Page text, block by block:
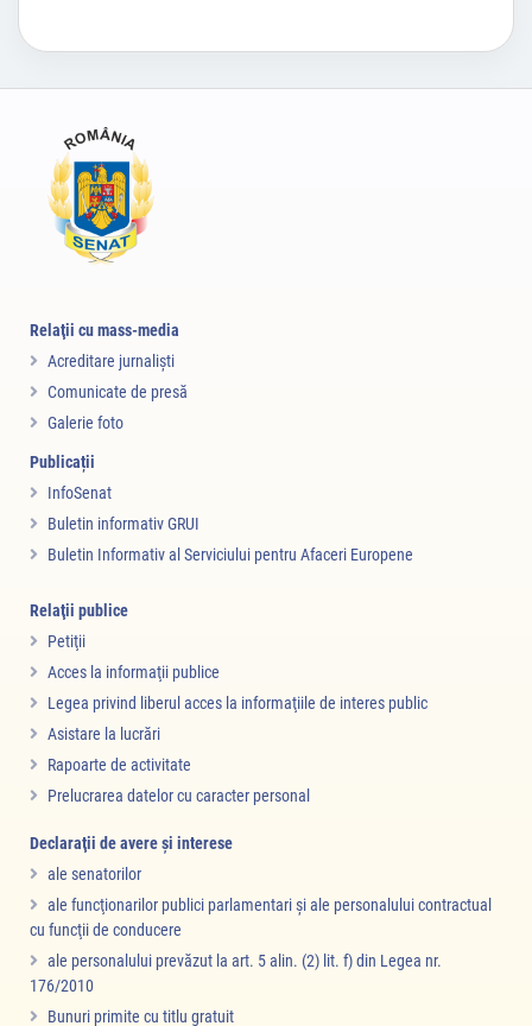
Relaţii cu mass-media
Acreditare jurnalişti
Comunicate de presă
Galerie foto
Publicații
InfoSenat
Buletin informativ GRUI
Buletin Informativ al Serviciului pentru Afaceri Europene
Relaţii publice
Petiţii
Acces la informaţii publice
Legea privind liberul acces la informaţiile de interes public
Asistare la lucrări
Rapoarte de activitate
Prelucrarea datelor cu caracter personal
Declaraţii de avere şi interese
ale senatorilor
ale funcţionarilor publici parlamentari şi ale personalului contractual
cu funcţii de conducere
ale personalului prevăzut la art. 5 alin. (2) lit. f) din Legea nr.
176/2010
Bunuri primite cu titlu gratuit